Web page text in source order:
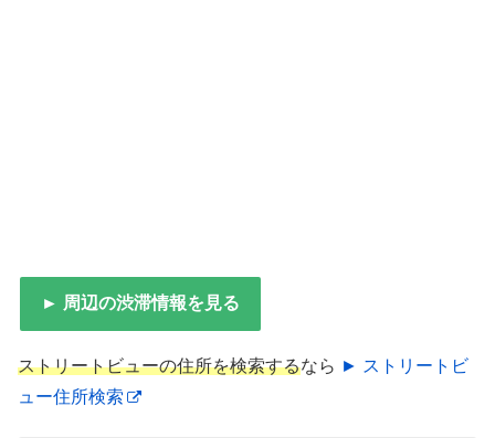
► 周辺の渋滞情報を見る
ストリートビューの住所を検索するなら ► ストリートビ
ュー住所検索